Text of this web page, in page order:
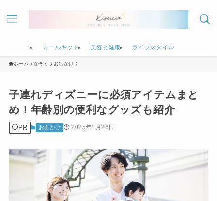
ミールキット 美容と健康 ライフスタイル
ホーム かぞく お出かけ
子連れディズニーに必須アイテムまと
め！年齢別の便利なグッズも紹介
PR お出かけ 2025年1月26日